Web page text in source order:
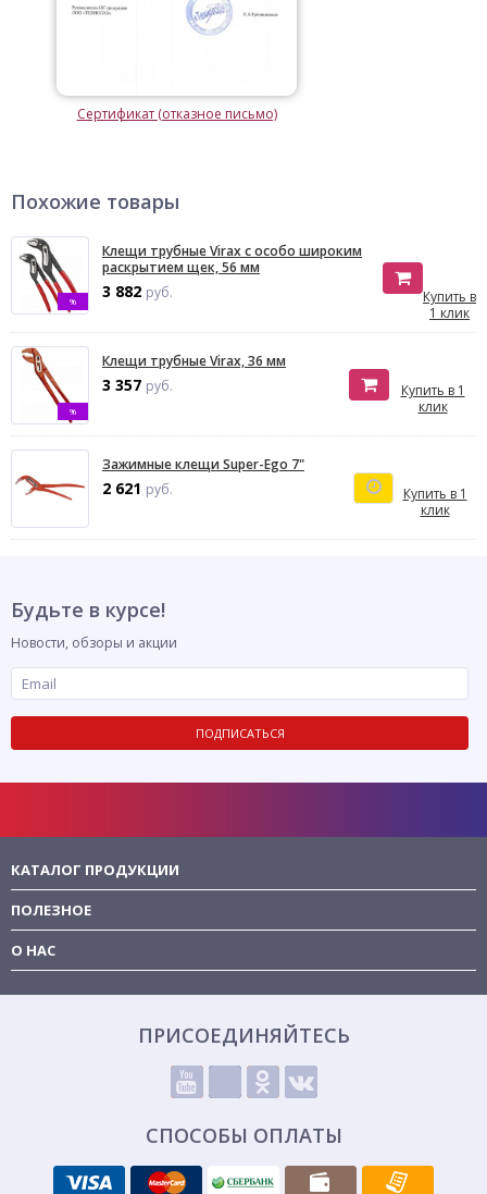
Сертификат (отказное письмо)
Похожие товары
%
Клещи трубные Virax с особо широким
раскрытием щек, 56 мм
3 882 руб.
Купить в
1 клик
%
Клещи трубные Virax, 36 мм
3 357 руб.
Купить в 1
клик
Зажимные клещи Super-Ego 7"
2 621 руб.
Купить в 1
клик
Будьте в курсе!
Новости, обзоры и акции
ПОДПИСАТЬСЯ
КАТАЛОГ ПРОДУКЦИИ
ПОЛЕЗНОЕ
О НАС
ПРИСОЕДИНЯЙТЕСЬ
СПОСОБЫ ОПЛАТЫ